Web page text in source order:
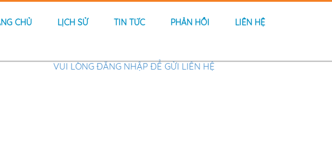
CHỦ LỊCH SỬ TIN TỨC PHẢN HỒI LIÊN HỆ
VUI LÒNG ĐĂNG NHẬP ĐỂ GỬI LIÊN HỆ